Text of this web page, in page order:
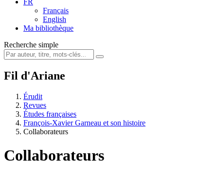
Français
English
Ma bibliothèque
Recherche simple
Fil d'Ariane
Érudit
Revues
Études françaises
François-Xavier Garneau et son histoire
Collaborateurs
Collaborateurs